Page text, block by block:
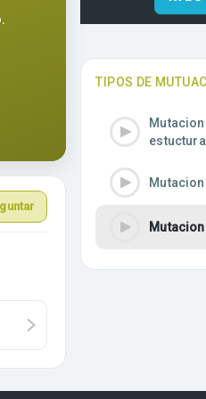
TIPOS DE